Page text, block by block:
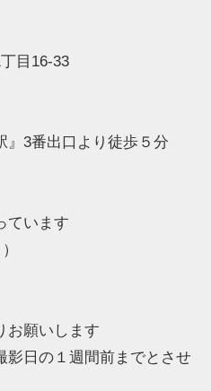
目16-33
』3番出口より徒歩５分
ています
お願いします
日の１週間前までとさせ